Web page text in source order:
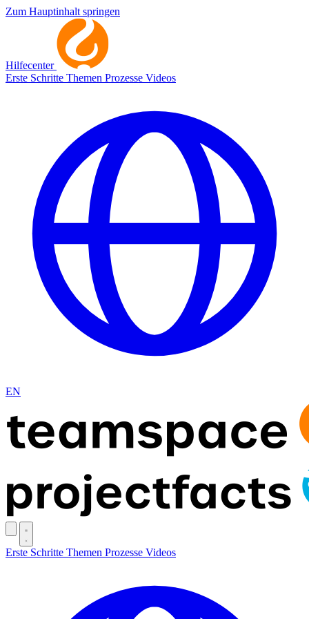
Zum Hauptinhalt springen
Hilfecenter
Erste Schritte Themen Prozesse Videos
EN
Erste Schritte Themen Prozesse Videos